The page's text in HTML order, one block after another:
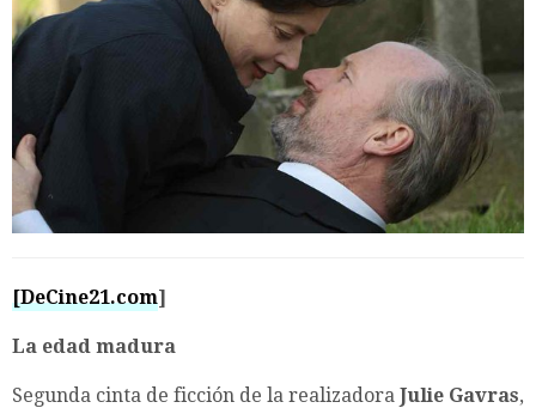
[DeCine21.com]
La edad madura
Segunda cinta de ficción de la realizadora Julie Gavras,